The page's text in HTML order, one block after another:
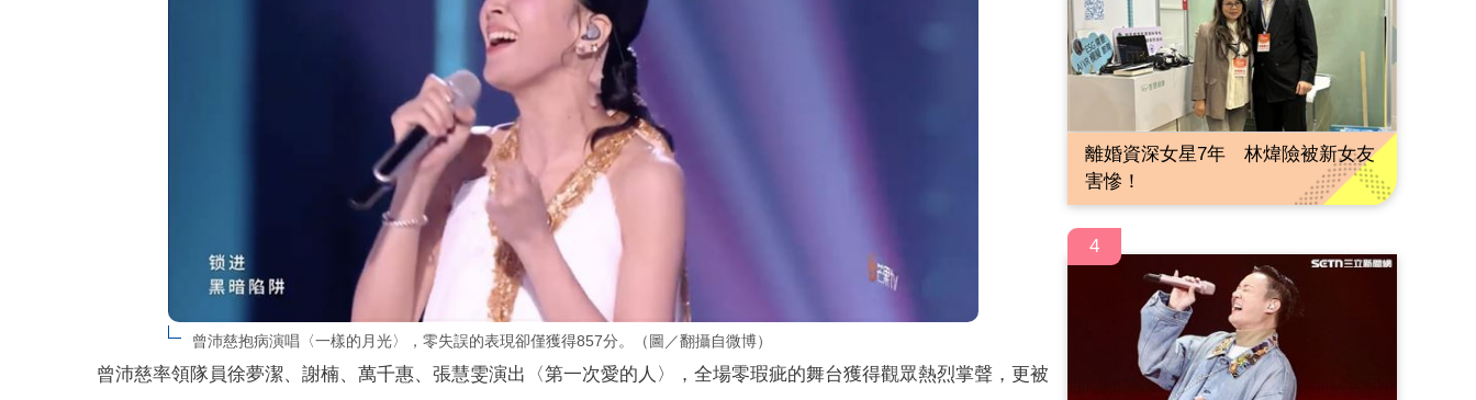
曾沛慈抱病演唱〈一樣的月光〉，零失誤的表現卻僅獲得857分。（圖／翻攝自微博）
曾沛慈率領隊員徐夢潔、謝楠、萬千惠、張慧雯演出〈第一次愛的人〉，全場零瑕疵的舞台獲得觀眾熱烈掌聲，更被
離婚資深女星7年 林煒險被新女友
害慘！
4